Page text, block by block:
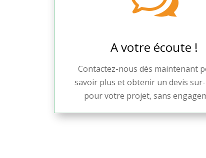
A votre écoute !
Contactez-nous dès maintenant
savoir plus et obtenir un devis
pour votre projet, sans